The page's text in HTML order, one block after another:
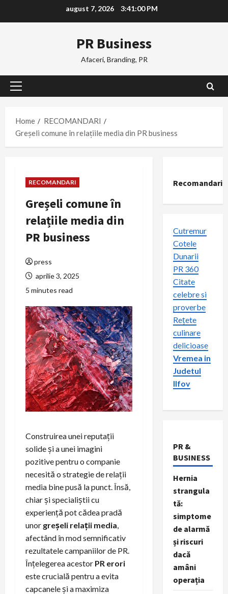
august 7, 2026 3:41:00 PM
PR Business
Afaceri, Branding, PR
Primary
Home
RECOMANDARI
Greșeli comune în relațiile media din PR business
RECOMANDARI
Greșeli comune în
relațiile media din
PR business
press
aprilie 3, 2025
5 minutes read
Construirea unei reputații
solide și a unei imagini
pozitive pentru o companie
necesită o strategie de relații
media bine pusă la punct. Însă,
chiar și specialiștii cu
experiență pot cădea pradă
unor greșeli relații media,
afectând în mod semnificativ
rezultatele campaniilor de PR.
Înțelegerea acestor PR erori
este crucială pentru a evita
capcanele și a maximiza
Recomandari
Cutremur
Cotele
Dunarii
PR 360
Citate
celebre si
proverbe
Rețete
culinare
delicioase
Vremea in
Judetul
Ilfov
PR &
BUSINESS
Hernia
strangula
tă:
simptome
de alarmă
și riscuri
dacă
amâni
operația